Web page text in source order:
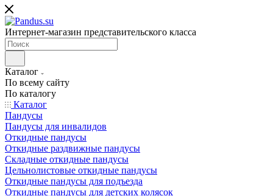
Интернет-магазин представительского класса
Каталог
По всему сайту
По каталогу
Каталог
Пандусы
Пандусы для инвалидов
Откидные пандусы
Откидные раздвижные пандусы
Складные откидные пандусы
Цельнолистовые откидные пандусы
Откидные пандусы для подъезда
Откидные пандусы для детских колясок